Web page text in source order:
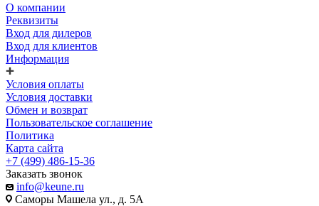
О компании
Реквизиты
Вход для дилеров
Вход для клиентов
Информация
Условия оплаты
Условия доставки
Обмен и возврат
Пользовательское соглашение
Политика
Карта сайта
+7 (499) 486-15-36
Заказать звонок
info@keune.ru
Саморы Машела ул., д. 5А